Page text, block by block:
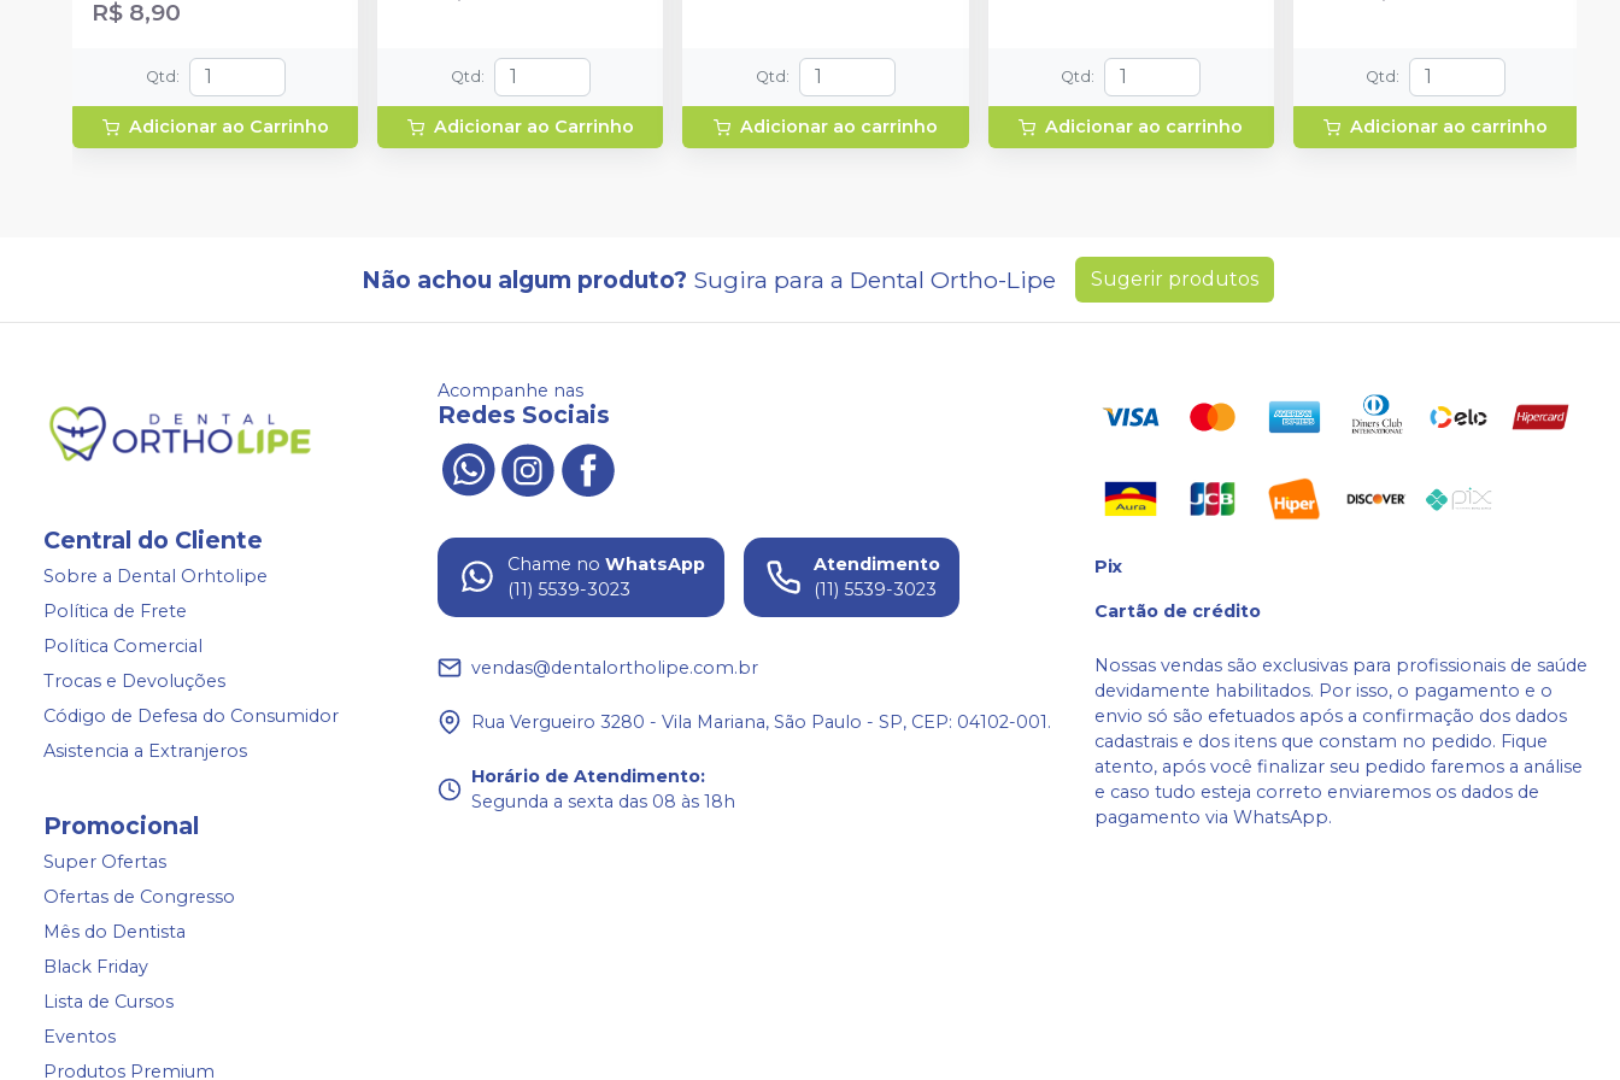
R$ 8,90
Qtd :
Adicionar ao Carrinho
Qtd :
Adicionar ao Carrinho
Qtd :
Adicionar ao carrinho
Qtd :
Adicionar ao carrinho
Qtd :
Adicionar ao carrinho
Não achou algum produto? Sugira para a Dental Ortho-Lipe Sugerir produtos
Central do Cliente
Sobre a Dental Orhtolipe
Política de Frete
Política Comercial
Trocas e Devoluções
Código de Defesa do Consumidor
Asistencia a Extranjeros
Promocional
Super Ofertas
Ofertas de Congresso
Mês do Dentista
Black Friday
Lista de Cursos
Eventos
Produtos Premium
Acompanhe nas
Redes Sociais
Chame no WhatsApp
(11) 5539-3023
Atendimento
(11) 5539-3023
vendas@dentalortholipe.com.br
Rua Vergueiro 3280 - Vila Mariana, São Paulo - SP, CEP: 04102-001.
Horário de Atendimento:
Segunda a sexta das 08 às 18h
Pix
Cartão de crédito
Nossas vendas são exclusivas para profissionais de saúde
devidamente habilitados. Por isso, o pagamento e o
envio só são efetuados após a confirmação dos dados
cadastrais e dos itens que constam no pedido. Fique
atento, após você finalizar seu pedido faremos a análise
e caso tudo esteja correto enviaremos os dados de
pagamento via WhatsApp.